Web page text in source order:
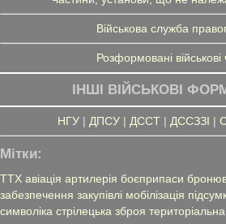
Військова служба
Розформовані військові
ІНШІ ВІЙСЬКОВІ
НГУ| ДПСУ| ДССТ| ДССЗЗІ |
Мітки:
ТТХ авіація артилерія боєприпаси
забезпечення закупівлі мобілізація
символіка стрілецька зброя